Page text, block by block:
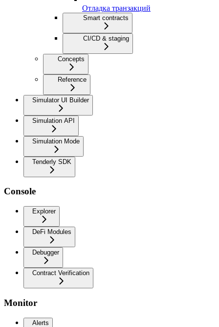
Отладка транзакций
Smart contracts
CI/CD & staging
Concepts
Reference
Simulator UI Builder
Simulation API
Simulation Mode
Tenderly SDK
Console
Explorer
DeFi Modules
Debugger
Contract Verification
Monitor
Alerts